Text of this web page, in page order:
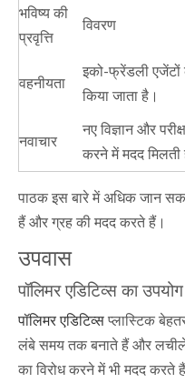
भविष्य की
प्रवृत्ति
विवरण
वहनीयता
इको-फ्रेंडली एजेंटों
किया जाता है।
नवाचार
नए विज्ञान और
करने में मदद मिलती
पाठक इस बारे में अधिक जान
हैं और ग्रह की मदद करते हैं।
उपवास
पॉलिमर एडिटिव्स का
पॉलिमर एडिटिव्सप्लास्टिक
लंबे समय तक बनाते हैं और लचीले
का विरोध करने में भी मदद करते